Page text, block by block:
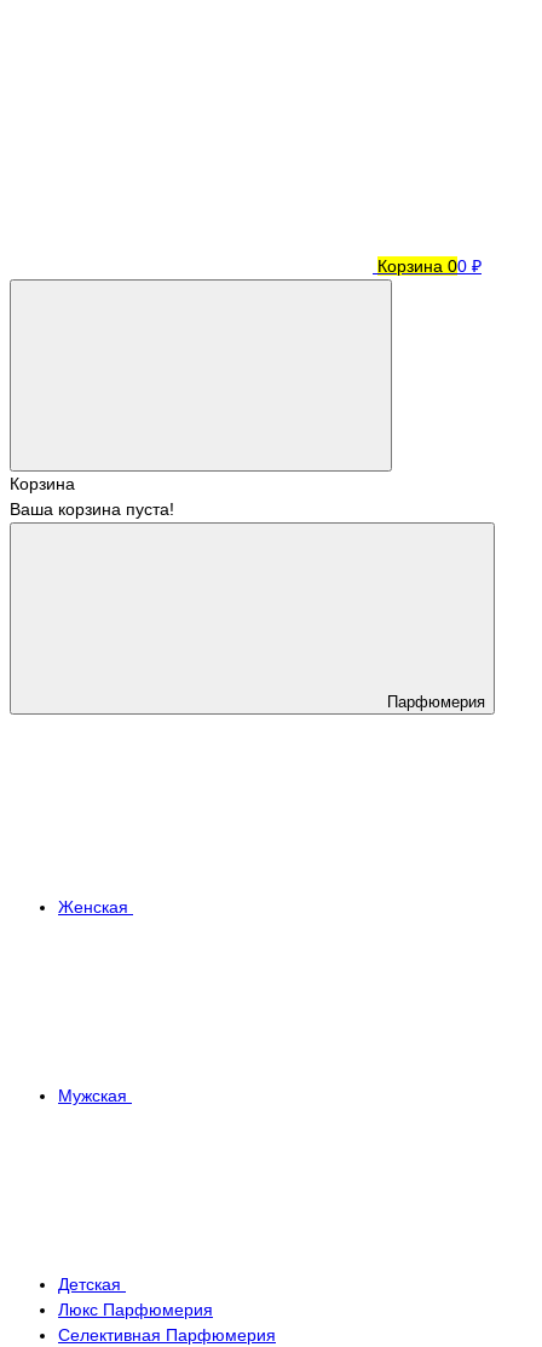
Корзина 00 ₽
Корзина
Ваша корзина пуста!
Парфюмерия
Женская
Мужская
Детская
Люкс Парфюмерия
Селективная Парфюмерия